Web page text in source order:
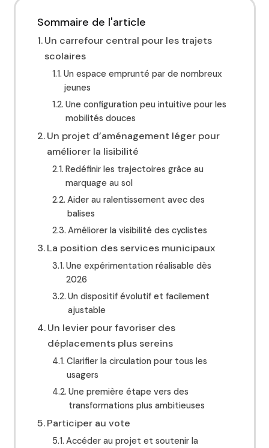
Sommaire de l'article
Un carrefour central pour les trajets
scolaires
Un espace emprunté par de nombreux
jeunes
Une configuration peu intuitive pour les
mobilités douces
Un projet d’aménagement léger pour
améliorer la lisibilité
Redéfinir les trajectoires grâce au
marquage au sol
Aider au ralentissement avec des
balises
Améliorer la visibilité des cyclistes
La position des services municipaux
Une expérimentation réalisable dès
2026
Un dispositif évolutif et facilement
ajustable
Un levier pour favoriser des
déplacements plus sereins
Clarifier la circulation pour tous les
usagers
Une première étape vers des
transformations plus ambitieuses
Participer au vote
Accéder au projet et soutenir la